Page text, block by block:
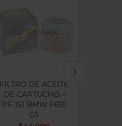
Out Of Stock
FILTRO DE ACEITE
DE CARTUCHO –
PF-151 BMW F650
GS